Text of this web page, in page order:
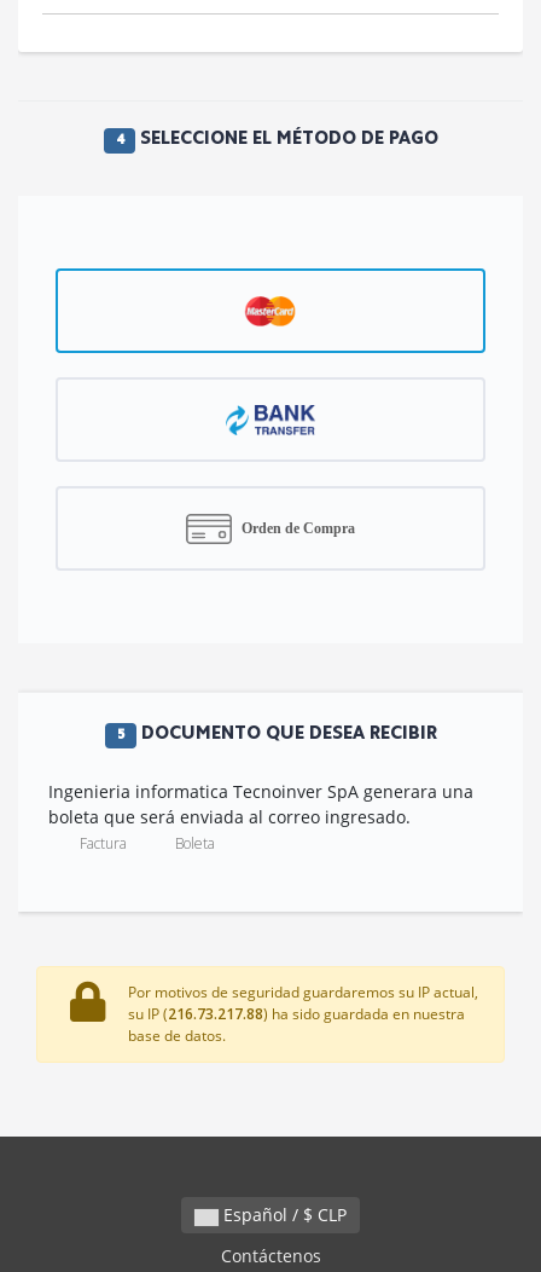
4 SELECCIONE EL MÉTODO DE PAGO
Orden de Compra
5 DOCUMENTO QUE DESEA RECIBIR
Ingenieria informatica Tecnoinver SpA generara una
boleta que será enviada al correo ingresado.
Factura Boleta
Por motivos de seguridad guardaremos su IP actual,
su IP (216.73.217.88) ha sido guardada en nuestra
base de datos.
Español / $ CLP
Contáctenos